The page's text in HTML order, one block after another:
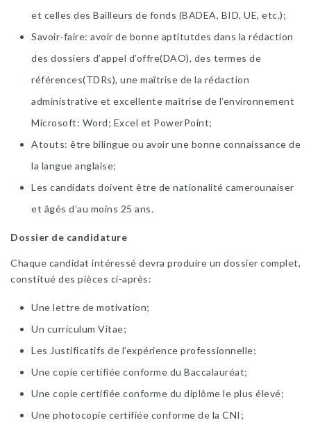
et celles des Bailleurs de fonds (BADEA, BID, UE, etc.);
Savoir-faire: avoir de bonne aptitutdes dans la rédaction
des dossiers d’appel d’offre(DAO), des termes de
références(TDRs), une maîtrise de la rédaction
administrative et excellente maîtrise de l’environnement
Microsoft: Word; Excel et PowerPoint;
Atouts: être bilingue ou avoir une bonne connaissance de
la langue anglaise;
Les candidats doivent être de nationalité camerounaiser
et âgés d’au moins 25 ans.
Dossier de candidature
Chaque candidat intéressé devra produire un dossier complet,
constitué des pièces ci-après:
Une lettre de motivation;
Un curriculum Vitae;
Les Justificatifs de l’expérience professionnelle;
Une copie certifiée conforme du Baccalauréat;
Une copie certifiée conforme du diplôme le plus élevé;
Une photocopie certifiée conforme de la CNI;